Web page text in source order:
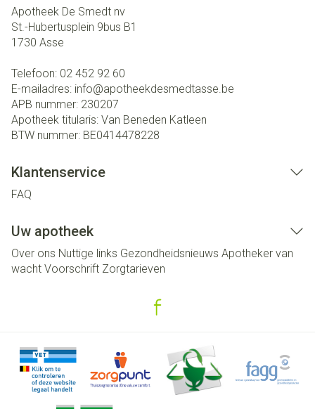
Apotheek De Smedt nv
St.-Hubertusplein 9bus B1
1730 Asse
Telefoon: 02 452 92 60
E-mailadres: info@apotheekdesmedtasse.be
APB nummer: 230207
Apotheek titularis: Van Beneden Katleen
BTW nummer: BE0414478228
Klantenservice
FAQ
Uw apotheek
Over ons Nuttige links Gezondheidsnieuws Apotheker van
wacht Voorschrift Zorgtarieven